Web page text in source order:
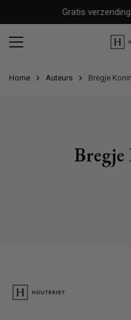
content
Gratis
Home Auteurs Bregje